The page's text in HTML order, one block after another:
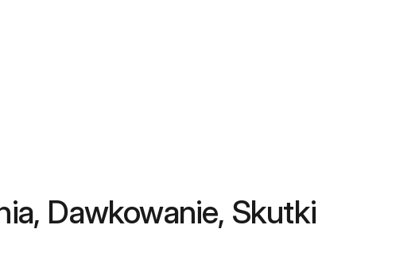
Dawkowanie, Skutki